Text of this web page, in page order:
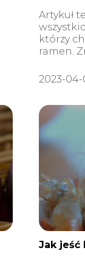
Artykuł
którzy
ramen.
2023-04-
Jak jeść